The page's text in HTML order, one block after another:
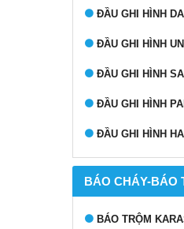
ĐẦU GHI HÌNH
ĐẦU GHI HÌNH
ĐẦU GHI HÌNH
ĐẦU GHI HÌNH
ĐẦU GHI HÌNH
BÁO CHÁY-BÁO
BÁO TRỘM